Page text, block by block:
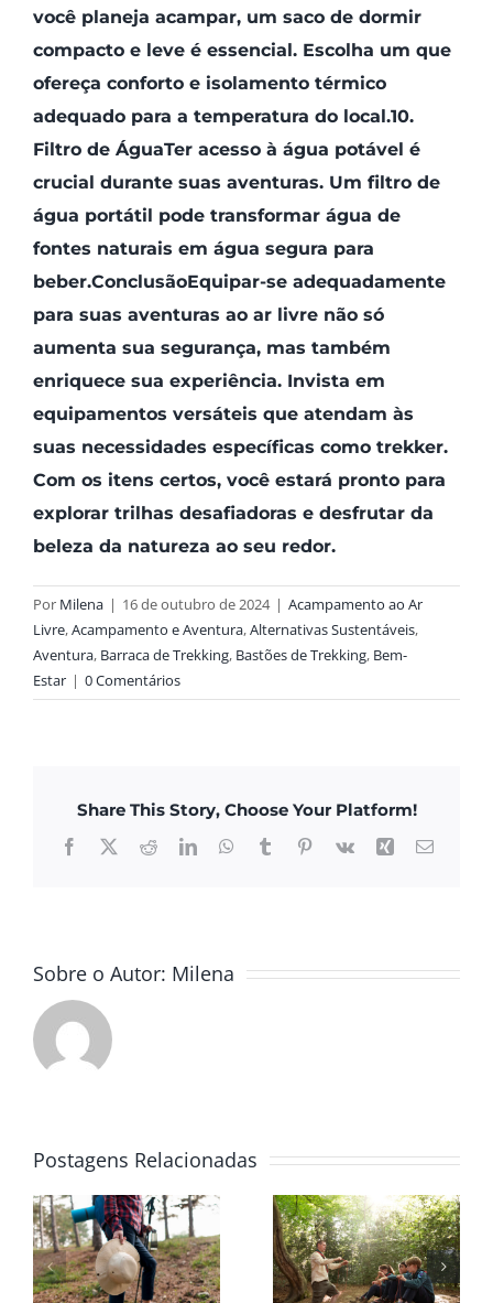
você planeja acampar, um saco de dormir
compacto e leve é essencial. Escolha um que
ofereça conforto e isolamento térmico
adequado para a temperatura do local.10.
Filtro de ÁguaTer acesso à água potável é
crucial durante suas aventuras. Um filtro de
água portátil pode transformar água de
fontes naturais em água segura para
beber.ConclusãoEquipar-se adequadamente
para suas aventuras ao ar livre não só
aumenta sua segurança, mas também
enriquece sua experiência. Invista em
equipamentos versáteis que atendam às
suas necessidades específicas como trekker.
Com os itens certos, você estará pronto para
explorar trilhas desafiadoras e desfrutar da
beleza da natureza ao seu redor.
Por Milena | 16 de outubro de 2024 | Acampamento ao Ar
Livre,Acampamento e Aventura,Alternativas Sustentáveis,
Aventura, Barraca de Trekking, Bastões de Trekking, Bem-
Estar | 0 Comentários
Share This Story, Choose Your Platform!
Facebook
X RedditLinkedInWhatsApp
TumblrPinterest
Vk Xing E-
Sobre o Autor: Milena
Postagens Relacionadas